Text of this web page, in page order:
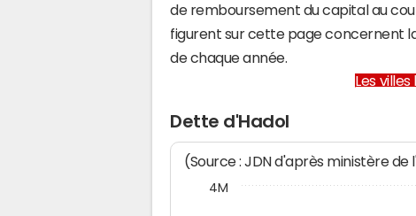
de remboursement du capital au
figurent sur cette page concernent
de chaque année.
Les
Dette d'Hadol
(Source : JDN d'après ministère de
4M